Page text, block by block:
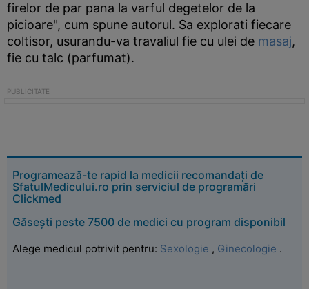
firelor de par pana la varful degetelor de la
picioare", cum spune autorul. Sa explorati fiecare
coltisor, usurandu-va travaliul fie cu ulei de masaj,
fie cu talc (parfumat).
Programează-te rapid la medicii recomandați de
SfatulMedicului.ro prin serviciul de programări
Clickmed
Găsești peste 7500 de medici cu program disponibil
Alege medicul potrivit pentru: Sexologie , Ginecologie .